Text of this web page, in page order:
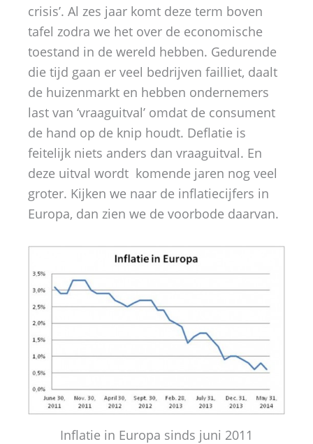
crisis’. Al zes jaar komt deze term boven
tafel zodra we het over de economische
toestand in de wereld hebben. Gedurende
die tijd gaan er veel bedrijven failliet, daalt
de huizenmarkt en hebben ondernemers
last van ‘vraaguitval’ omdat de consument
de hand op de knip houdt. Deflatie is
feitelijk niets anders dan vraaguitval. En
deze uitval wordt komende jaren nog veel
groter. Kijken we naar de inflatiecijfers in
Europa, dan zien we de voorbode daarvan.
Inflatie in Europa sinds juni 2011